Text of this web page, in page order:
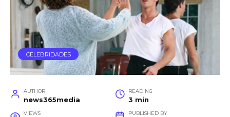
CELEBRIDADES
AUTHOR
news365media
READING
3 min
VIEWS PUBLISHED BY